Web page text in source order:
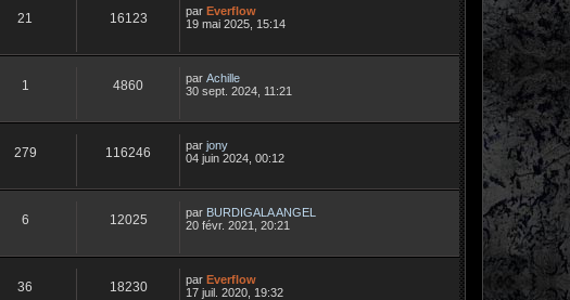
21 16123 par Everflow
19 mai 2025, 15:14
1 4860 par Achille
30 sept. 2024, 11:21
279 116246 par jony
04 juin 2024, 00:12
6 12025 par BURDIGALA ANGEL
20 févr. 2021, 20:21
36 18230 par Everflow
17 juil. 2020, 19:32